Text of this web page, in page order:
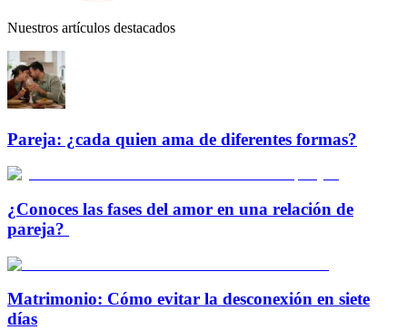
Nuestros artículos destacados
Pareja: ¿cada quien ama de diferentes formas?
¿Conoces las fases del amor en una relación de
pareja?
Matrimonio: Cómo evitar la desconexión en siete
días